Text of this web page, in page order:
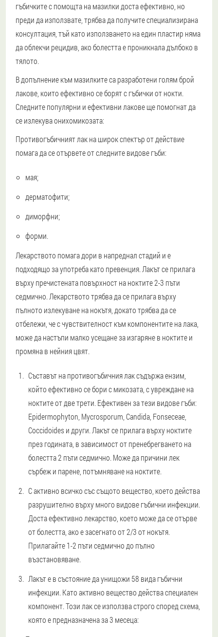
гъбичките с помощта на мазилки доста ефективно, но
преди да използвате, трябва да получите специализирана
консултация, тъй като използването на един пластир няма
да облекчи рецидив, ако болестта е проникнала дълбоко в
тялото.
В допълнение към мазилките са разработени голям брой
лакове, които ефективно се борят с гъбички от нокти.
Следните популярни и ефективни лакове ще помогнат да
се излекува онихомикозата:
Противогъбичният лак на широк спектър от действие
помага да се отървете от следните видове гъби:
мая;
дерматофити;
диморфни;
форми.
Лекарството помага дори в напреднал стадий и е
подходящо за употреба като превенция. Лакът се прилага
върху пречистената повърхност на ноктите 2-3 пъти
седмично. Лекарството трябва да се прилага върху
пълното излекуване на нокътя, докато трябва да се
отбележи, че с чувствителност към компонентите на лака,
може да настъпи малко усещане за изгаряне в ноктите и
промяна в нейния цвят.
Съставът на противогъбичния лак съдържа ензим,
който ефективно се бори с микозата, с увреждане на
ноктите от две трети. Ефективен за тези видове гъби:
Epidermophyton, Mycrosporum, Candida, Fonseceae,
Coccidoides и други. Лакът се прилага върху ноктите
през годината, в зависимост от пренебрегването на
болестта 2 пъти седмично. Може да причини лек
сърбеж и парене, потъмняване на ноктите.
С активно всичко със същото вещество, което действа
разрушително върху много видове гъбични инфекции.
Доста ефективно лекарство, което може да се отърве
от болестта, ако е засегнато от 2/3 от нокътя.
Прилагайте 1-2 пъти седмично до пълно
възстановяване.
Лакът е в състояние да унищожи 58 вида гъбични
инфекции. Като активно вещество действа специален
компонент. Този лак се използва строго според схема,
която е предназначена за 3 месеца: